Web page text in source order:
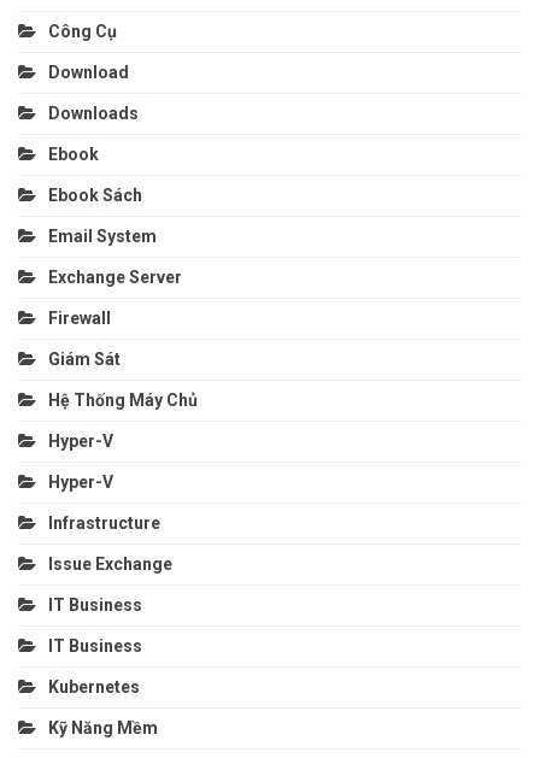
Công Cụ
Download
Downloads
Ebook
Ebook Sách
Email System
Exchange Server
Firewall
Giám Sát
Hệ Thống Máy Chủ
Hyper-V
Hyper-V
Infrastructure
Issue Exchange
IT Business
IT Business
Kubernetes
Kỹ Năng Mềm